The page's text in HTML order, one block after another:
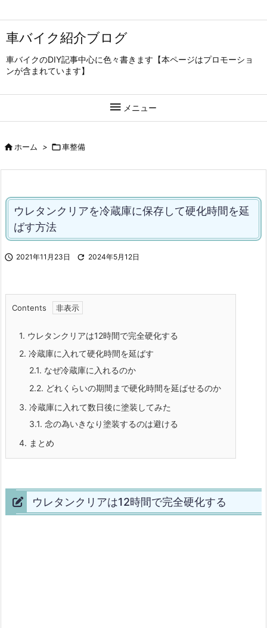
車バイク紹介ブログ
車バイクのDIY記事中心に色々書きます【本ページはプロモーショ
ンが含まれています】
 メニュー
ホーム > 車整備
ウレタンクリアを冷蔵庫に保存して硬化時間を延
ばす方法
 2021年11月23日  2024年5月12日
Contents
1. ウレタンクリアは12時間で完全硬化する
2. 冷蔵庫に入れて硬化時間を延ばす
2.1. なぜ冷蔵庫に入れるのか
2.2. どれくらいの期間まで硬化時間を延ばせるのか
3. 冷蔵庫に入れて数日後に塗装してみた
3.1. 念の為いきなり塗装するのは避ける
4. まとめ
ウレタンクリアは12時間で完全硬化する